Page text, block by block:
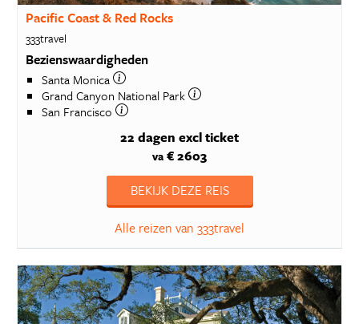
Pacific Coast & Red Rocks
333travel
Bezienswaardigheden
Santa Monica
Grand Canyon National Park
San Francisco
22 dagen excl ticket
va € 2603
BEKIJK DEZE REIS
Alle reizen van 333travel